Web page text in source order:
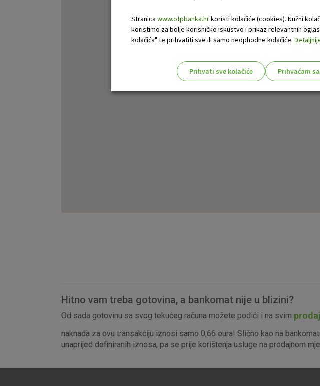
Hitno vam treba gotovina, a bankomat nije u blizini?
Od sada gotovinu sa svog tekućeg računa možete podići i na svim
naknada za ovu transakciju iznosi samo 0,66 eura! Slično kao na
unaprijed definiranih iznosa, pa se prije korištenja usluge na prodajnom
Stranica www.otpbanka.hrkoristi kolačiće (cookies). Nužni
koristimo za bolje korisničko iskustvo i prikaz relevantnih
kolačića" te prihvatiti sve ili samo neophodne kolačiće.
Prihvati sve kolačiće Prihvaćam
Marketinški